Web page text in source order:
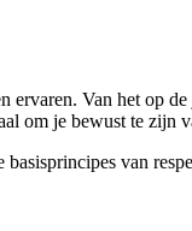
Van het op
om je bewust te zijn
van